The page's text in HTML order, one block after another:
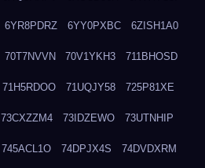
6YR8PDRZ 6YY0PXBC 6ZISH1A0
70T7NVVN 70V1YKH3 711BHOSD
71H5RDOO 71UQJY58 725P81XE
73CXZZM4 73IDZEWO 73UTNHIP
745ACL1O 74DPJX4S 74DVDXRM